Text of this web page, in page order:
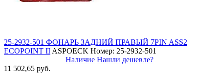
25-2932-501 ФОНАРЬ ЗАДНИЙ ПРАВЫЙ 7PIN ASS2
ECOPOINT II ASPOECK Номер: 25-2932-501
Наличие Нашли дешевле?
11 502,65 руб.